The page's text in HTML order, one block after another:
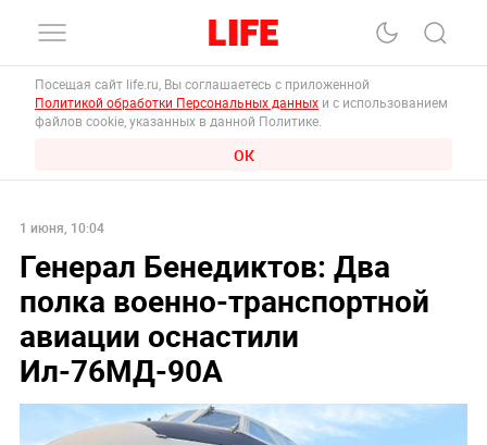
Посещая сайт life.ru, Вы соглашаетесь с приложенной
Политикой обработки Персональных данных и с использованием
файлов cookie, указанных в данной Политике.
ОК
1 июня, 10:04
Генерал Бенедиктов: Два
полка военно-транспортной
авиации оснастили
Ил-76МД-90А